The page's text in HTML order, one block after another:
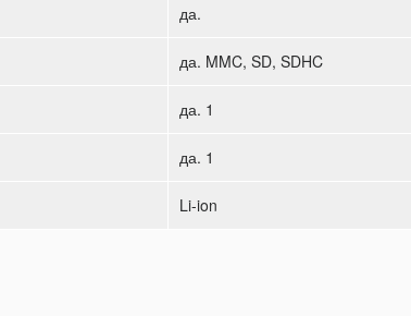
да.
да. MMC, SD, SDHC
да. 1
да. 1
Li-ion